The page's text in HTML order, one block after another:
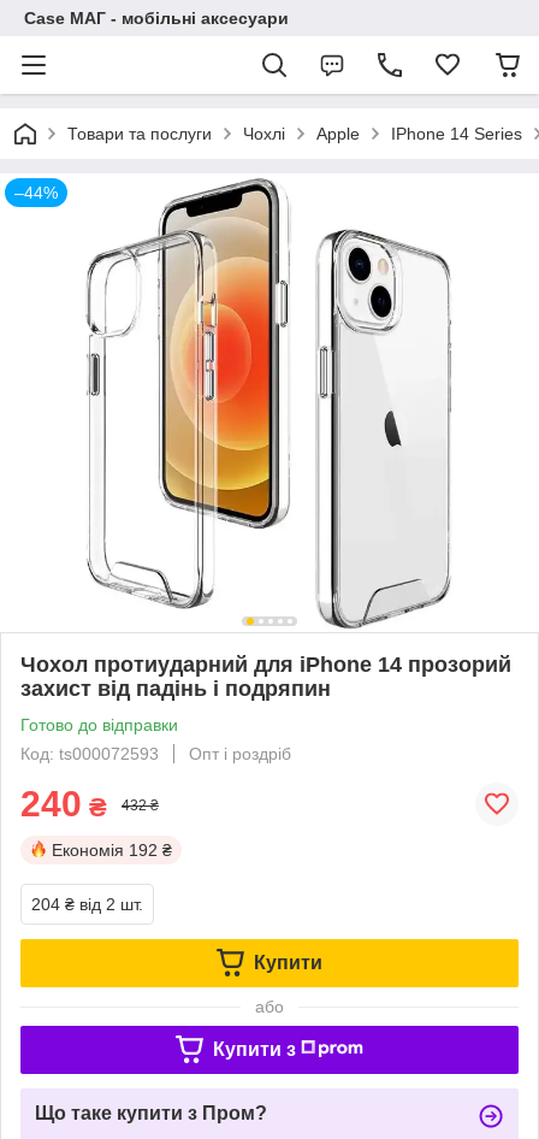
Case МАГ - мобільні аксесуари
Товари та послуги Чохлі Apple IPhone 14 Series
–44%
Чохол протиударний для iPhone 14 прозорий
захист від падінь і подряпин
Готово до відправки
Код: ts000072593
Опт і роздріб
240 ₴ 432 ₴
Економія 192 ₴
204 ₴ від 2 шт.
Купити
або
Купити з
Що таке купити з Пром?